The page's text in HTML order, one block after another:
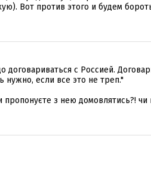
Вот против этого и будем
с Россией.
нужно, если все это не треп."
пропонуєте з нею домовлятись?! чи